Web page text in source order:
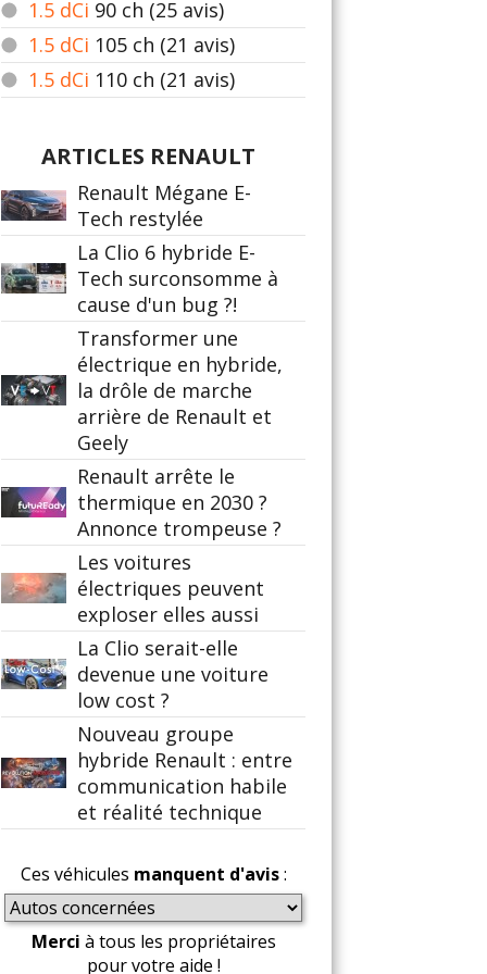
1.5 dCi 90 ch (25 avis)
1.5 dCi 105 ch (21 avis)
1.5 dCi 110 ch (21 avis)
ARTICLES RENAULT
Renault Mégane E-
Tech restylée
La Clio 6 hybride E-
Tech surconsomme à
cause d'un bug ?!
Transformer une
électrique en hybride,
la drôle de marche
arrière de Renault et
Geely
Renault arrête le
thermique en 2030 ?
Annonce trompeuse ?
Les voitures
électriques peuvent
exploser elles aussi
La Clio serait-elle
devenue une voiture
low cost ?
Nouveau groupe
hybride Renault : entre
communication habile
et réalité technique
Ces véhicules manquent d'avis:
Merci à tous les propriétaires
pour votre aide !